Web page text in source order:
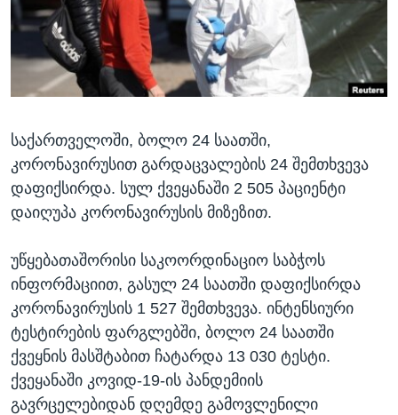
ᲡᲢᲣᲓᲘᲐ ᲕᲐᲨᲘᲜᲒᲢᲝᲜᲘ
ᲔᲙᲝᲜᲝᲛᲘᲙᲐ
ᲯᲐᲜᲛᲠᲗᲔᲚᲝᲑᲐ
ᲛᲔᲪᲜᲘᲔᲠᲔᲑᲐ
ᲙᲣᲚᲢᲣᲠᲐ
ᲒᲐᲚᲘᲚᲔᲝ
ᲓᲔᲖᲘᲜᲤᲝᲠᲛᲐᲪᲘᲐ
Learning English
ᲗᲕᲐᲚᲘ ᲒᲕᲐᲓᲔᲕᲜᲔᲗ
ენები
საქართველოში, ბოლო 24 საათში,
კორონავირუსით გარდაცვალების 24 შემთხვევა
დაფიქსირდა. სულ ქვეყანაში 2 505 პაციენტი
დაიღუპა კორონავირუსის მიზეზით.
უწყებათაშორისი საკოორდინაციო საბჭოს
ინფორმაციით, გასულ 24 საათში დაფიქსირდა
კორონავირუსის 1 527 შემთხვევა. ინტენსიური
ტესტირების ფარგლებში, ბოლო 24 საათში
ქვეყნის მასშტაბით ჩატარდა 13 030 ტესტი.
ქვეყანაში კოვიდ-19-ის პანდემიის
გავრცელებიდან დღემდე გამოვლენილი